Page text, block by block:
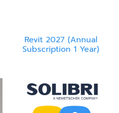
Revit 2027 (Annual
Subscription 1 Year)